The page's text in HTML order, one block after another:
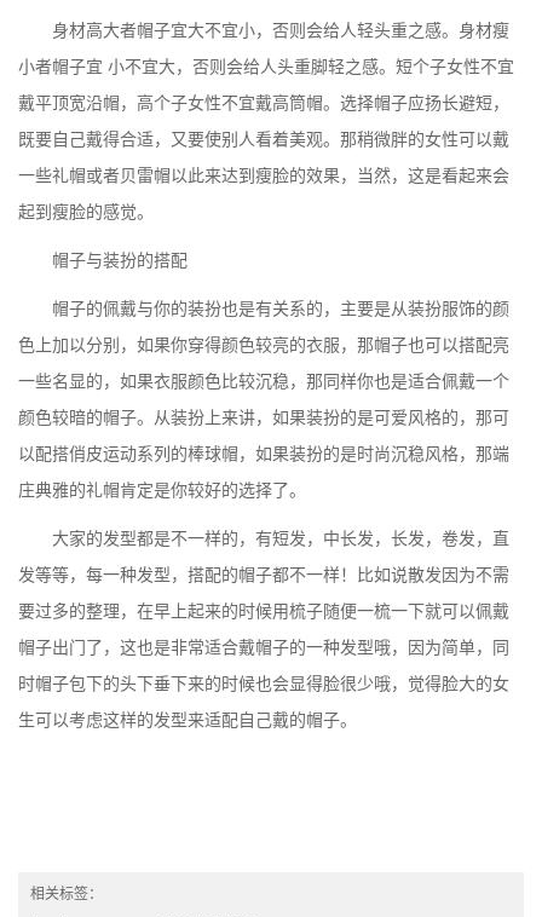
身材高大者帽子宜大不宜小，否则会给人轻头重之感。身材瘦
小者帽子宜 小不宜大，否则会给人头重脚轻之感。短个子女性不宜
戴平顶宽沿帽，高个子女性不宜戴高筒帽。选择帽子应扬长避短，
既要自己戴得合适，又要使别人看着美观。那稍微胖的女性可以戴
一些礼帽或者贝雷帽以此来达到瘦脸的效果，当然，这是看起来会
起到瘦脸的感觉。
帽子与装扮的搭配
帽子的佩戴与你的装扮也是有关系的，主要是从装扮服饰的颜
色上加以分别，如果你穿得颜色较亮的衣服，那帽子也可以搭配亮
一些名显的，如果衣服颜色比较沉稳，那同样你也是适合佩戴一个
颜色较暗的帽子。从装扮上来讲，如果装扮的是可爱风格的，那可
以配搭俏皮运动系列的棒球帽，如果装扮的是时尚沉稳风格，那端
庄典雅的礼帽肯定是你较好的选择了。
大家的发型都是不一样的，有短发，中长发，长发，卷发，直
发等等，每一种发型，搭配的帽子都不一样！比如说散发因为不需
要过多的整理，在早上起来的时候用梳子随便一梳一下就可以佩戴
帽子出门了，这也是非常适合戴帽子的一种发型哦，因为简单，同
时帽子包下的头下垂下来的时候也会显得脸很少哦，觉得脸大的女
生可以考虑这样的发型来适配自己戴的帽子。
相关标签：